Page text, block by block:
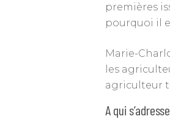
premières
pourquoi il
Marie-
les
agriculteur
A qui